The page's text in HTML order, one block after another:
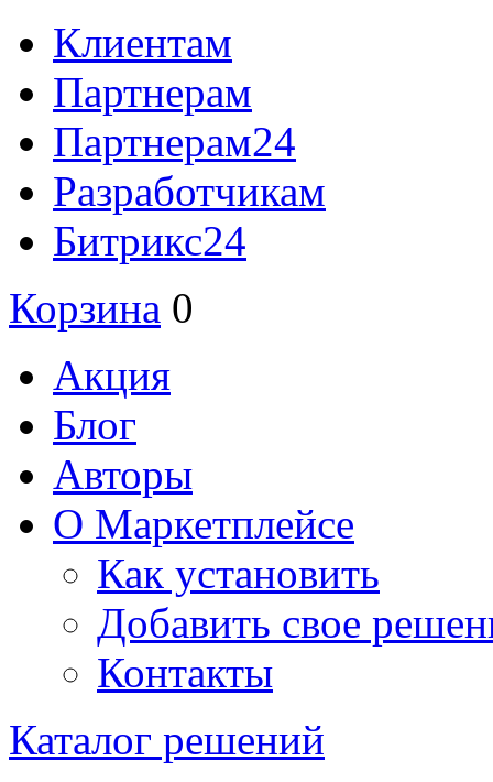
Клиентам
Партнерам
Партнерам24
Разработчикам
Битрикс24
Корзина 0
Акция
Блог
Авторы
О Маркетплейсе
Как установить
Добавить свое
Контакты
Каталог решений